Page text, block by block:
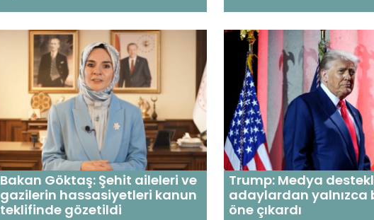
Bakan Göktaş: Şehit aileleri ve
gazilerin hassasiyetleri kanun
teklifinde gözetildi
Trump: Medya
adaylardan yalnızca
öne çıkardı